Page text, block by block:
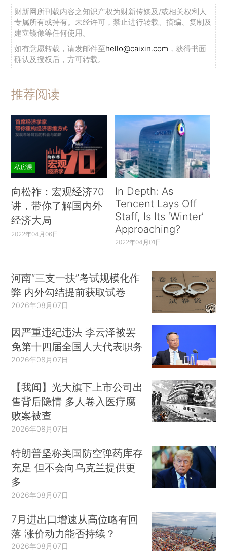
财新网所刊载内容之知识产权为财新传媒及/或相关权利人
专属所有或持有。未经许可，禁止进行转载、摘编、复制及
建立镜像等任何使用。
如有意愿转载，请发邮件至hello@caixin.com ，获得书面
确认及授权后，方可转载。
推荐阅读
私房课
向松祚：宏观经济70
讲，带你了解国内外
经济大局
2022年04月06日
In Depth: As
Tencent Lays Off
Staff, Is Its ‘Winter’
Approaching?
2022年04月01日
河南“三支一扶”考试规模化作
弊 内外勾结提前获取试卷
2026年08月07日
因严重违纪违法 李云泽被罢
免第十四届全国人大代表职务
2026年08月07日
【我闻】光大旗下上市公司出
售背后隐情 多人卷入医疗腐
败案被查
2026年08月07日
特朗普坚称美国防空弹药库存
充足 但不会向乌克兰提供更
多
2026年08月07日
7月进出口增速从高位略有回
落 涨价动力能否持续？
2026年08月07日